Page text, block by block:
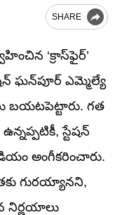
SHARE
‘క్రాస్‌ఫైర్’
ఘన్‌పూర్ ఎమ్మెల్యే
బయటపెట్టారు. గత
స్టేషన్
అంగీకరించారు.
గురయ్యానని,
నిర్ణయాలు